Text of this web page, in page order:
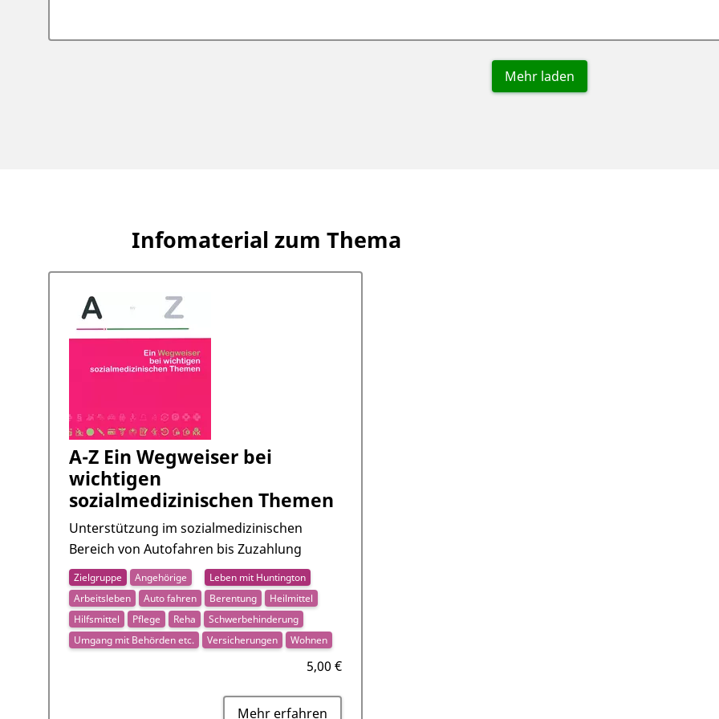
Mehr laden
Infomaterial zum Thema
A-Z Ein Wegweiser bei
wichtigen
sozialmedizinischen Themen
Unterstützung im sozialmedizinischen
Bereich von Autofahren bis Zuzahlung
5,00 €
Mehr erfahren
Zielgruppe Angehörige
Leben mit Huntington
Arbeitsleben
Auto fahren Berentung
Heilmittel
Hilfsmittel
Pflege Reha
Schwerbehinderung
Umgang mit Behörden etc.
Versicherungen Wohnen